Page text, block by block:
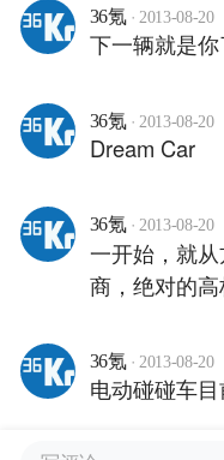
36氪 · 2013-08-20
下一辆就是你
36氪 · 2013-08-20
Dream Car
36氪 · 2013-08-20
一开始，就
商，绝对的
36氪 · 2013-08-20
电动碰碰车目